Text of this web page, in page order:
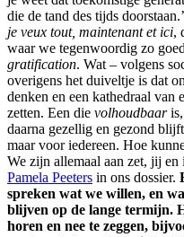
die de tand des tijds
je veux tout, maintenant et ici,
waar we tegenwoordig zo
gratification. Wat – volgens
overigens het duiveltje is dat
denken en een kathedraal van
zetten. Een die volhoudbaaris,
daarna gezellig en gezond
maar voor iedereen. Hoe
We zijn allemaal aan zet, jij
Pamela Peeters in ons dossier.
spreken wat we willen, en
blijven op de lange termijn.
horen en nee te zeggen,